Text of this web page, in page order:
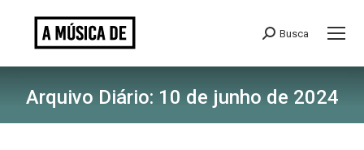
Search:
Busca
Arquivo Diário: 10 de junho de 2024